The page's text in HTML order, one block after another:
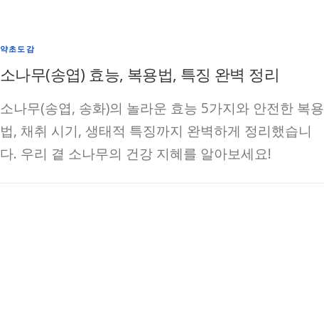
약초도감
소나무(송엽) 효능, 복용법, 특징 완벽 정리
소나무(송엽, 송화)의 놀라운 효능 5가지와 안전한 복용
법, 채취 시기, 생태적 특징까지 완벽하게 정리했습니
다. 우리 곁 소나무의 건강 지혜를 알아보세요!